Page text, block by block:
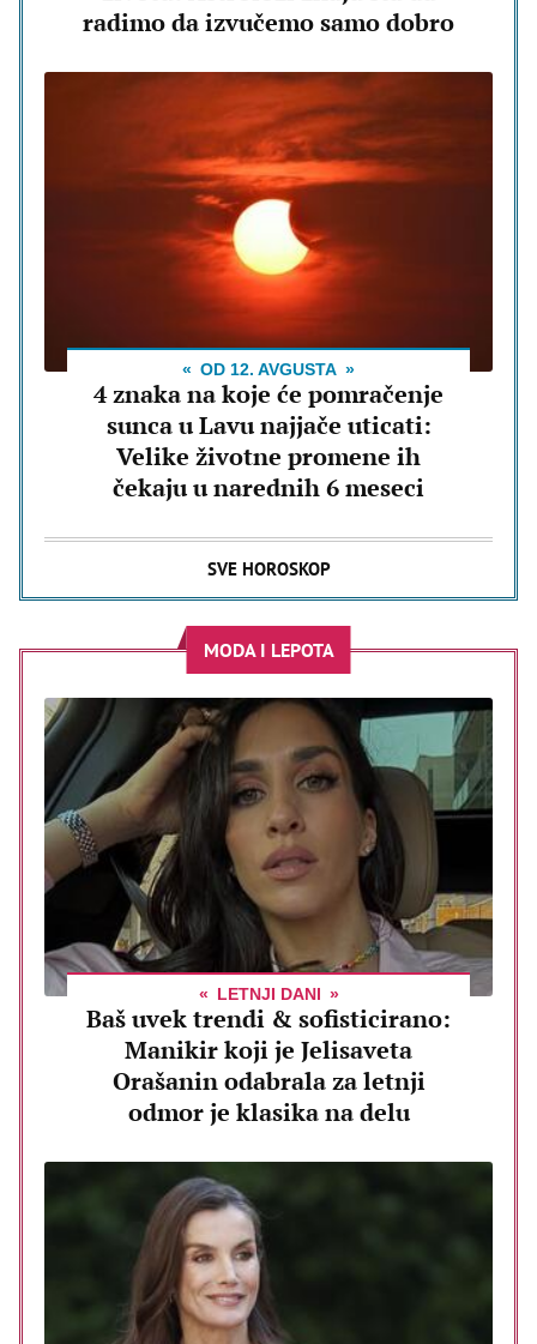
radimo da izvučemo samo dobro
OD 12. AVGUSTA
4 znaka na koje će pomračenje
sunca u Lavu najjače uticati:
Velike životne promene ih
čekaju u narednih 6 meseci
SVE HOROSKOP
MODA I LEPOTA
LETNJI DANI
Baš uvek trendi & sofisticirano:
Manikir koji je Jelisaveta
Orašanin odabrala za letnji
odmor je klasika na delu